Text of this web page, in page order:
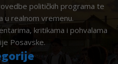
političkih programa te
u realnom vremenu.
kritikama i pohvalama
Posavske.